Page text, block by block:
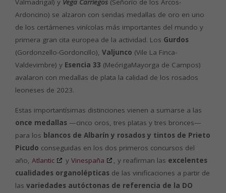
Valmadrigal) y Vega Carriegos (Señorío de los Arcos-
Ardoncino) se alzaron con sendas medallas de oro en uno
de los certámenes vinícolas más importantes del mundo y
primera gran cita europea de la actividad. Los Gurdos
(Gordonzello-Gordoncillo), Valjunco (Vile La Finca-
Valdevimbre) y Esencia 33 (MeórigaMayorga de Campos)
avalaron con medallas de plata la calidad de los rosados
leoneses de 2023.
Estas importantísimas distinciones vienen a sumarse a las
once medallas —cinco oros, tres platas y tres bronces—
para los blancos de Albarín y rosados y tintos de Prieto
Picudo conseguidas en los dos primeros concursos del
año, Atlantic y Vinespaña , y reafirman las excelentes
cualidades organolépticas de las vinificaciones a partir de
las variedades autóctonas de referencia de la DO